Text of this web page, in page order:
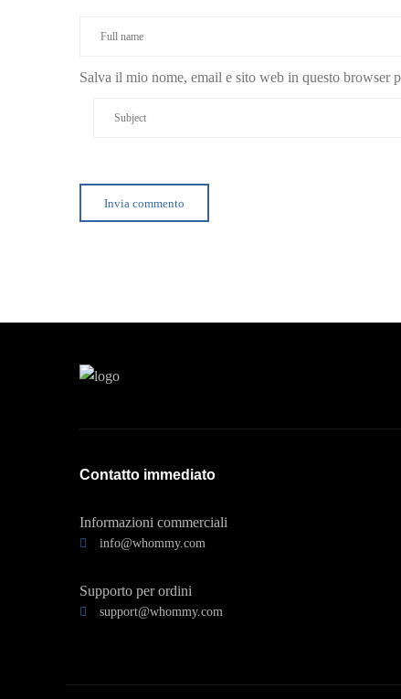
Salva il mio nome, email e sito web in questo browser
Contatto immediato
Informazioni commerciali
info@whommy.com
Supporto per ordini
support@whommy.com